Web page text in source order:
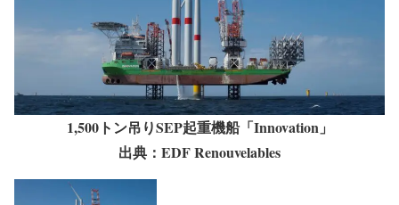
1,500トン吊りSEP起重機船「Innovation」
出典：EDF Renouvelables